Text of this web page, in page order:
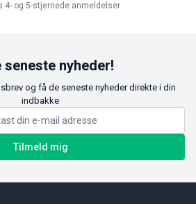
4- og 5-stjernede anmeldelser.
seneste nyheder!
og få de seneste nyheder direkte i din
indbakke
Tilmeld mig